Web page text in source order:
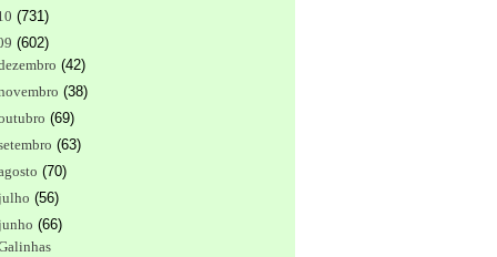
(731)
(602)
(42)
(38)
(69)
(63)
(70)
(56)
(66)